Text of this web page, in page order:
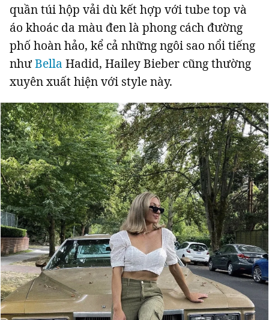
quần túi hộp vải dù kết hợp với tube top và
áo khoác da màu đen là phong cách đường
phố hoàn hảo, kể cả những ngôi sao nổi tiếng
nhưBella Hadid, Hailey Bieber cũng thường
xuyên xuất hiện với style này.